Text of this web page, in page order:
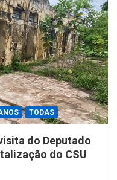
TODAS
do Deputado
do CSU